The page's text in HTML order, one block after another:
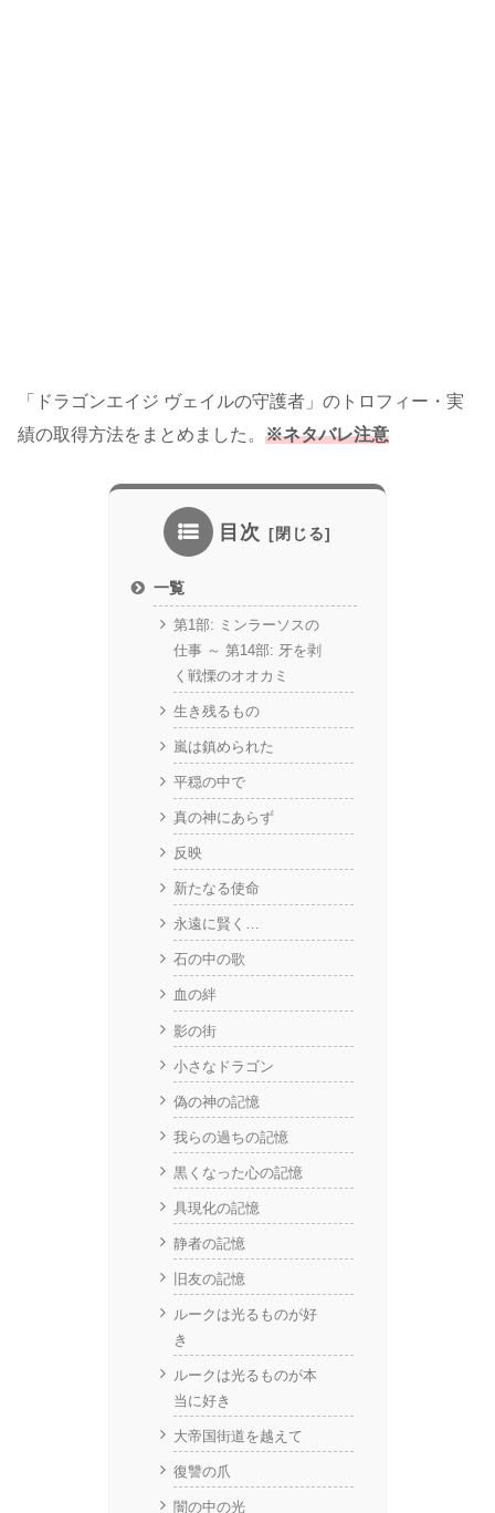
「ドラゴンエイジ ヴェイルの守護者」のトロフィー・実
績の取得方法をまとめました。 ※ネタバレ注意
目次
一覧
第1部: ミンラーソスの
仕事 ～ 第14部: 牙を剥
く戦慄のオオカミ
生き残るもの
嵐は鎮められた
平穏の中で
真の神にあらず
反映
新たなる使命
永遠に賢く…
石の中の歌
血の絆
影の街
小さなドラゴン
偽の神の記憶
我らの過ちの記憶
黒くなった心の記憶
具現化の記憶
静者の記憶
旧友の記憶
ルークは光るものが好
き
ルークは光るものが本
当に好き
大帝国街道を越えて
復讐の爪
闇の中の光